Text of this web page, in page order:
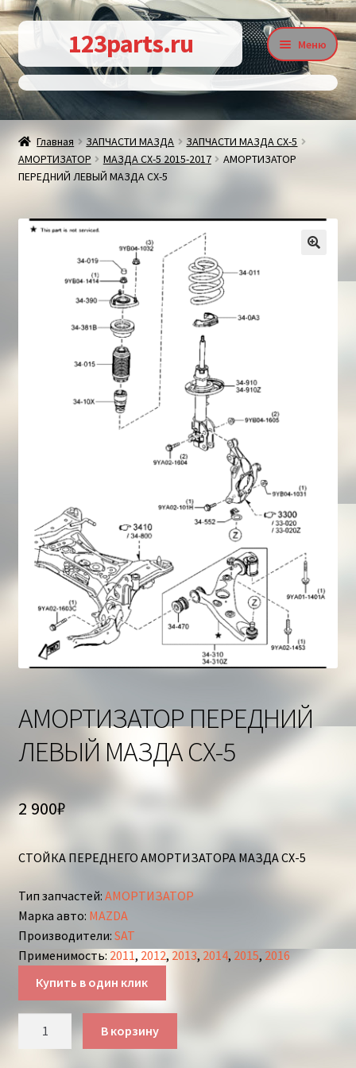
Перейти
к
навигации
Перейти
к
содержимому
123parts.ru Меню
Контакты
Статьи
Доставка и оплата
Корзина
Главная ЗАПЧАСТИ МАЗДА
ЗАПЧАСТИ МАЗДА СХ-5
АМОРТИЗАТОР
МАЗДА СХ-5 2015-2017
АМОРТИЗАТОР
ПЕРЕДНИЙ ЛЕВЫЙ МАЗДА СХ-5
АМОРТИЗАТОР ПЕРЕДНИЙ
ЛЕВЫЙ МАЗДА СХ-5
2 900₽
СТОЙКА ПЕРЕДНЕГО АМОРТИЗАТОРА МАЗДА СХ-5
Тип запчастей: АМОРТИЗАТОР
Марка авто: MAZDA
Производители: SAT
Применимость: 2011, 2012, 2013, 2014, 2015, 2016
Купить в один клик
Количество
В корзину